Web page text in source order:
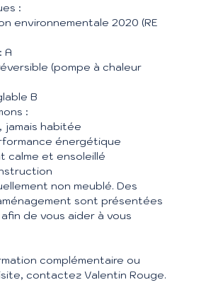
:
environnementale 2020 (RE
A
(pompe à chaleur
B
:
jamais habitée
énergétique
calme et ensoleillé
non meublé. Des
sont présentées
de vous aider à vous
complémentaire ou
contactez Valentin Rouge.